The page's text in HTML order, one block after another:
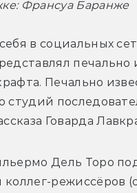
Франсуа Баранже
в социальных
Печально
студий
Говарда
Дель Торо
коллег-режиссёров